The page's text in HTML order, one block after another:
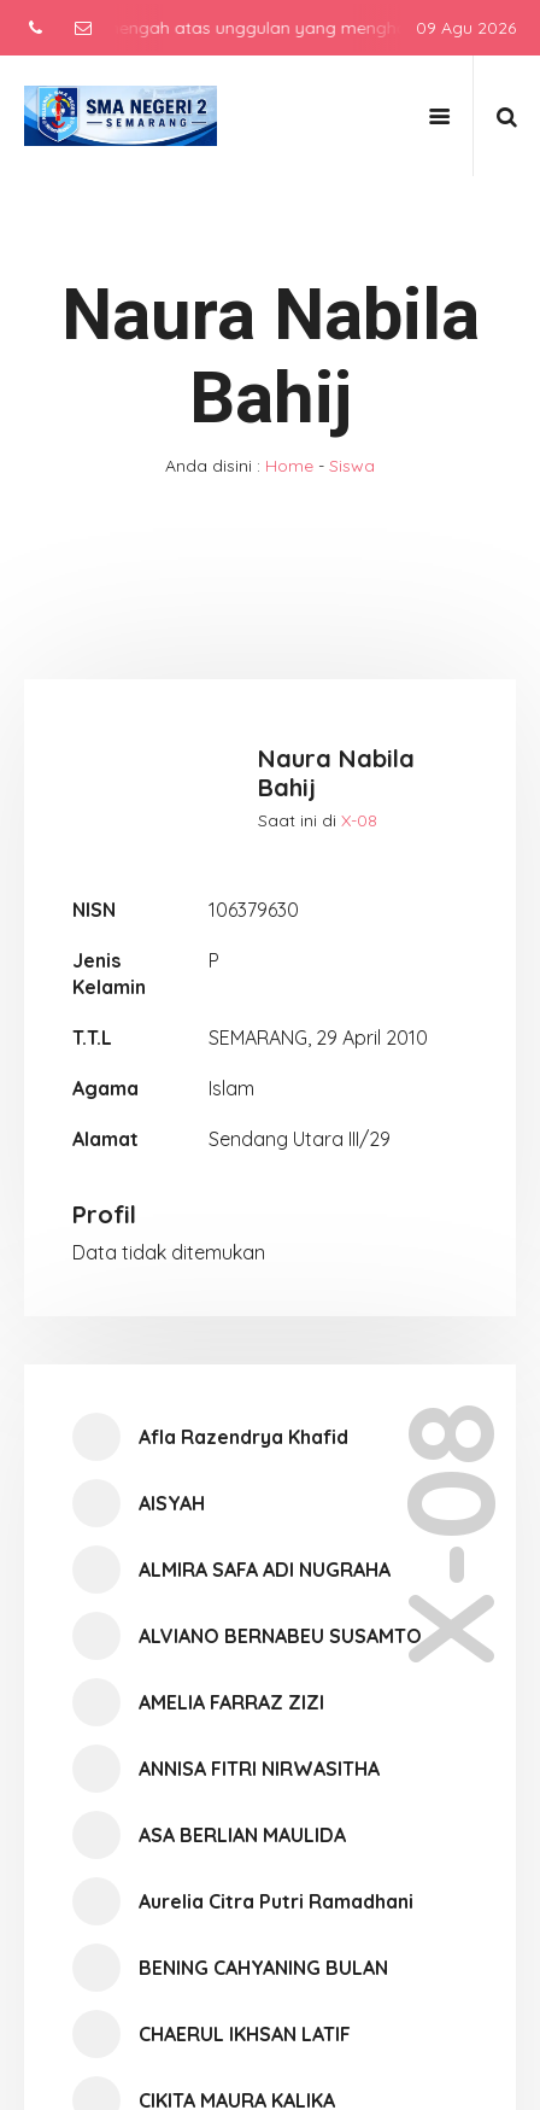
menengah atas unggulan yang menghasilkan lulusan
09 Agu 2026
Naura Nabila
Bahij
Anda disini : Home - Siswa
Naura Nabila
Bahij
Saat ini diX-08
NISN 106379630
Jenis
Kelamin
P
T.T.L SEMARANG, 29 April 2010
Agama Islam
Alamat Sendang Utara III/29
Profil
Data tidak ditemukan
X-08
Afla Razendrya Khafid
AISYAH
ALMIRA SAFA ADI NUGRAHA
ALVIANO BERNABEU SUSAMTO
AMELIA FARRAZ ZIZI
ANNISA FITRI NIRWASITHA
ASA BERLIAN MAULIDA
Aurelia Citra Putri Ramadhani
BENING CAHYANING BULAN
CHAERUL IKHSAN LATIF
CIKITA MAURA KALIKA